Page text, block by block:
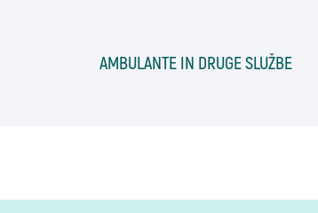
AMBULANTE IN DRUGE SLUŽBE